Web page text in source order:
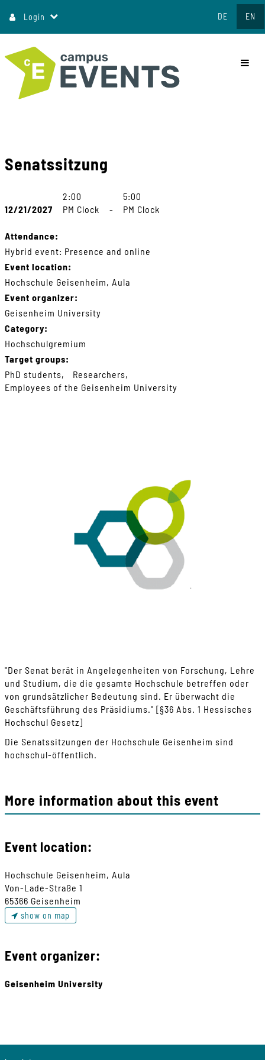
content
Login DE EN
Senatssitzung
12/21/2027
2:00
PM Clock
-
5:00
PM Clock
Attendance:
Hybrid event: Presence and online
Event location:
Hochschule Geisenheim, Aula
Event organizer:
Geisenheim University
Category:
Hochschulgremium
Target groups:
PhD students
Researchers
Employees of the Geisenheim University
"Der Senat berät in Angelegenheiten von Forschung, Lehre
und Studium, die die gesamte Hochschule betreffen oder
von grundsätzlicher Bedeutung sind. Er überwacht die
Geschäftsführung des Präsidiums." [§36 Abs. 1 Hessisches
Hochschul Gesetz]
Die Senatssitzungen der Hochschule Geisenheim sind
hochschul-öffentlich.
More information about this event
Event location:
Hochschule Geisenheim, Aula
Von-Lade-Straße 1
65366 Geisenheim
show on map
Event organizer:
Geisenheim University